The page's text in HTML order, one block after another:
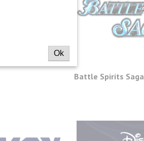
Battle Spirits Saga
Ok